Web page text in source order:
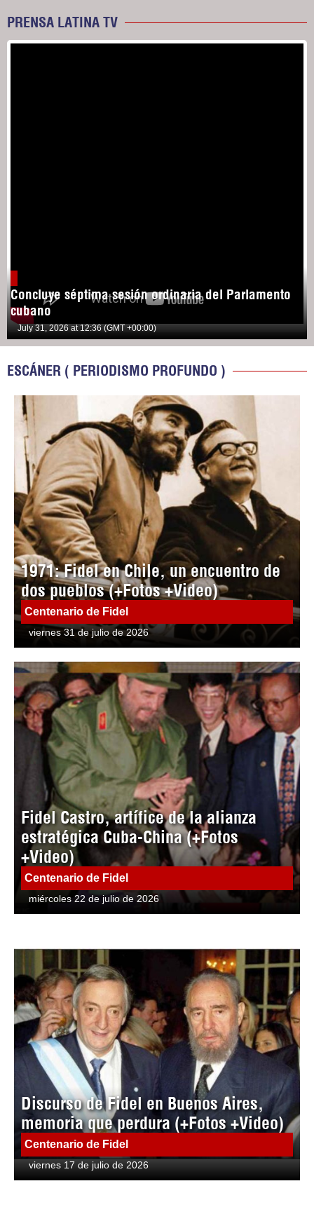
PRENSA LATINA TV
Concluye séptima sesión ordinaria del Parlamento
cubano
July 31, 2026 at 12:36 (GMT +00:00)
ESCÁNER ( PERIODISMO PROFUNDO )
1971: Fidel en Chile, un encuentro de
dos pueblos (+Fotos +Video)
Centenario de Fidel
viernes 31 de julio de 2026
Fidel Castro, artífice de la alianza
estratégica Cuba-China (+Fotos
+Video)
Centenario de Fidel
miércoles 22 de julio de 2026
Discurso de Fidel en Buenos Aires,
memoria que perdura (+Fotos +Video)
Centenario de Fidel
viernes 17 de julio de 2026